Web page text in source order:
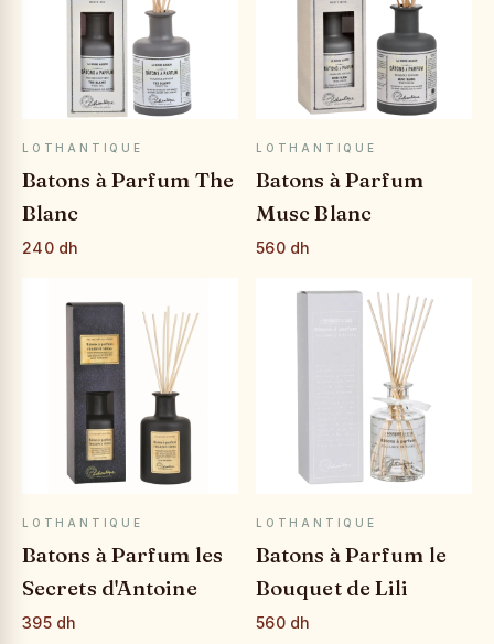
APERÇU RAPIDE
LOTHANTIQUE
Batons à Parfum The
Blanc
240 dh
APERÇU RAPIDE
LOTHANTIQUE
Batons à Parfum
Musc Blanc
560 dh
APERÇU RAPIDE
LOTHANTIQUE
Batons à Parfum les
Secrets d'Antoine
395 dh
APERÇU RAPIDE
LOTHANTIQUE
Batons à Parfum le
Bouquet de Lili
560 dh